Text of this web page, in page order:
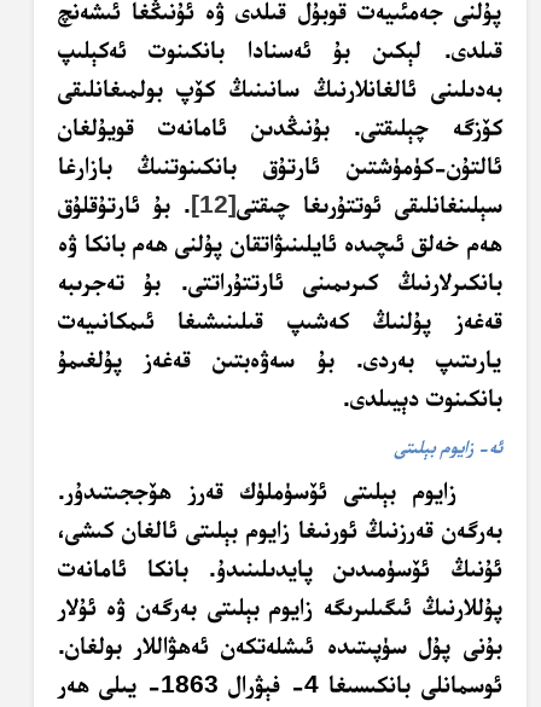
پۇلنى جەمئىيەت قوبۇل قىلدى ۋە ئۇنىڭغا ئىشەنچ
قىلدى. لېكىن بۇ ئەسنادا بانكىنوتئەكېلىپ
بەدىلىنى ئالغانلارنىڭ سانىنىڭ كۆپ بولمىغانلىقى
كۆزگە چېلىقتى. بۇنىڭدىن ئامانەت قويۇلغان
ئالتۇن-كۈمۈشتىن ئارتۇق بانكىنوتنىڭ بازارغا
سېلىنغانلىقى ئوتتۇرىغا چىقتى[12]. بۇ ئارتۇقلۇق
ھەم خەلق ئىچىدە ئايلىنىۋاتقان پۇلنى ھەم بانكا ۋە
بانكىرلارنىڭ كىرىمىنى ئارتتۇراتتى. بۇ تەجرىبە
قەغەز پۇلنىڭ كەشىپ قىلىنىشىغا ئىمكانىيەت
يارىتىپ بەردى. بۇ سەۋەبتىن قەغەز پۇلغىمۇ
بانكىنوت دېيىلدى.
ئە- زايوم بېلىتى
زايوم بېلىتى ئۆسۈملۈك قەرز ھۆججىتىدۇر.
بەرگەن قەرزنىڭ ئورنىغا زايوم بېلىتى ئالغان كىشى،
ئۇنىڭ ئۆسۈمىدىن پايدىلىنىدۇ. بانكا ئامانەت
پۇللارنىڭ ئىگىلىرىگە زايوم بېلىتى بەرگەن ۋە ئۇلار
بۇنى پۇل سۈپىتىدە ئىشلەتكەن ئەھۋاللار بولغان.
ئوسمانلى بانكىسىغا 4- فېۋرال 1863- يىلى ھەر